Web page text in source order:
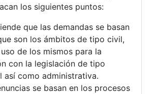
los siguientes puntos:
que las demandas se basan
son los ámbitos de tipo civil,
de los mismos para la
con la legislación de tipo
así como administrativa.
se basan en los procesos